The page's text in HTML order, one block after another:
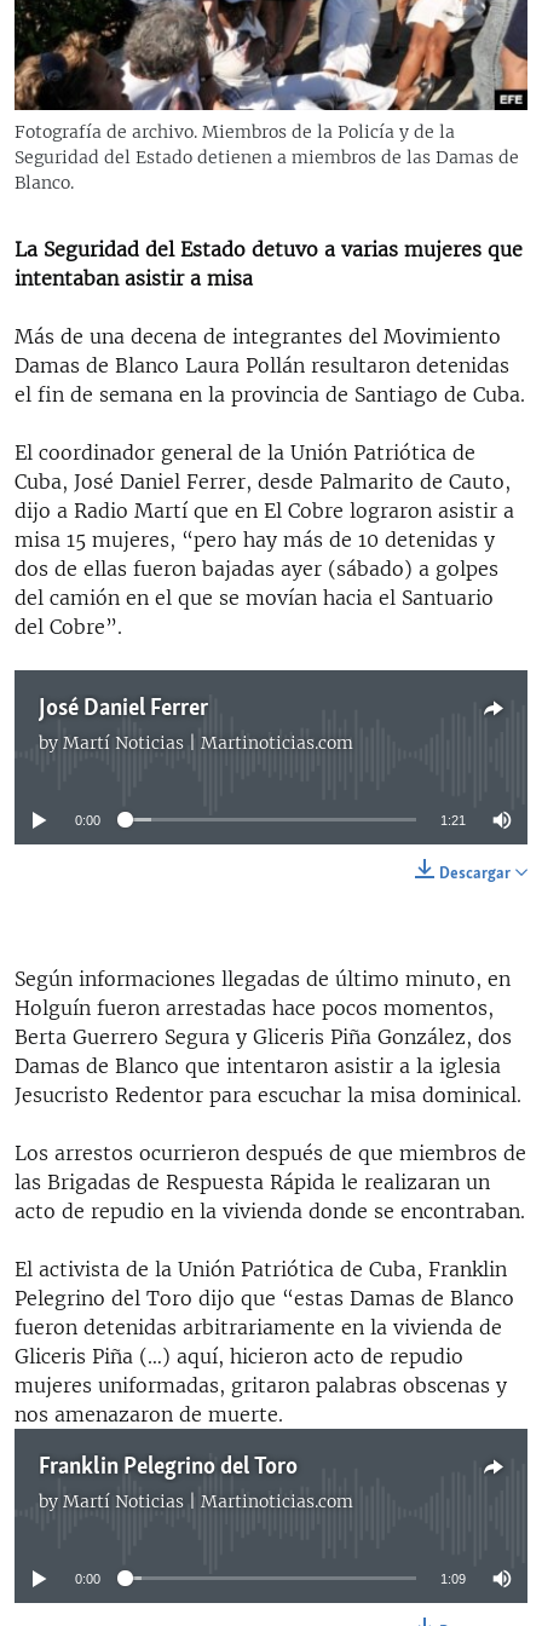
RADIO MARTÍ
ESPECIALES
ESPECIALES
LA REALIDAD DE LA VIVIENDA EN CUBA
SER VIEJO EN CUBA
KENTU-CUBANO
LOS SANTOS DE HIALEAH
DESINFORMACIÓN RUSA EN AMÉRICA LATINA
LA INVASIÓN DE RUSIA A UCRANIA
MULTIMEDIA
EDITORIALES
Fotografía de archivo. Miembros de la Policía y de la
Seguridad del Estado detienen a miembros de las Damas de
Blanco.
La Seguridad del Estado detuvo a varias mujeres que
intentaban asistir a misa
Más de una decena de integrantes del Movimiento
Damas de Blanco Laura Pollán resultaron detenidas
el fin de semana en la provincia de Santiago de Cuba.
El coordinador general de la Unión Patriótica de
Cuba, José Daniel Ferrer, desde Palmarito de Cauto,
dijo a Radio Martí que en El Cobre lograron asistir a
misa 15 mujeres, “pero hay más de 10 detenidas y
dos de ellas fueron bajadas ayer (sábado) a golpes
del camión en el que se movían hacia el Santuario
del Cobre”.
José Daniel Ferrer
by Martí Noticias | Martinoticias.com
No media source currently available
0:00 1:21
Descargar
Según informaciones llegadas de último minuto, en
Holguín fueron arrestadas hace pocos momentos,
Berta Guerrero Segura y Gliceris Piña González, dos
Damas de Blanco que intentaron asistir a la iglesia
Jesucristo Redentor para escuchar la misa dominical.
Los arrestos ocurrieron después de que miembros de
las Brigadas de Respuesta Rápida le realizaran un
acto de repudio en la vivienda donde se encontraban.
El activista de la Unión Patriótica de Cuba, Franklin
Pelegrino del Toro dijo que “estas Damas de Blanco
fueron detenidas arbitrariamente en la vivienda de
Gliceris Piña (…) aquí, hicieron acto de repudio
mujeres uniformadas, gritaron palabras obscenas y
nos amenazaron de muerte.
Franklin Pelegrino del Toro
by Martí Noticias | Martinoticias.com
No media source currently available
0:00 1:09